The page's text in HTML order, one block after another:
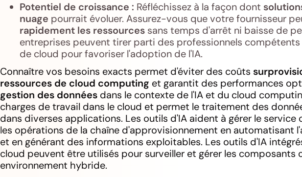
Potentiel de croissance : Réfléchissez à la façon dont
nuage pourrait évoluer. Assurez-vous que votre fournisseur
rapidement les ressources sans temps d'arrêt ni baisse de
entreprises peuvent tirer parti des professionnels
de cloud pour favoriser l'adoption de l'IA.
Connaître vos besoins exacts permet d'éviter des coûts
ressources de cloud computing et garantit des performances
gestion des données dans le contexte de l'IA et du cloud
charges de travail dans le cloud et permet le traitement des
dans diverses applications. Les outils d'IA aident à gérer le service
les opérations de la chaîne d'approvisionnement en automatisant
et en générant des informations exploitables. Les outils d'IA
cloud peuvent être utilisés pour surveiller et gérer les composants
environnement hybride.